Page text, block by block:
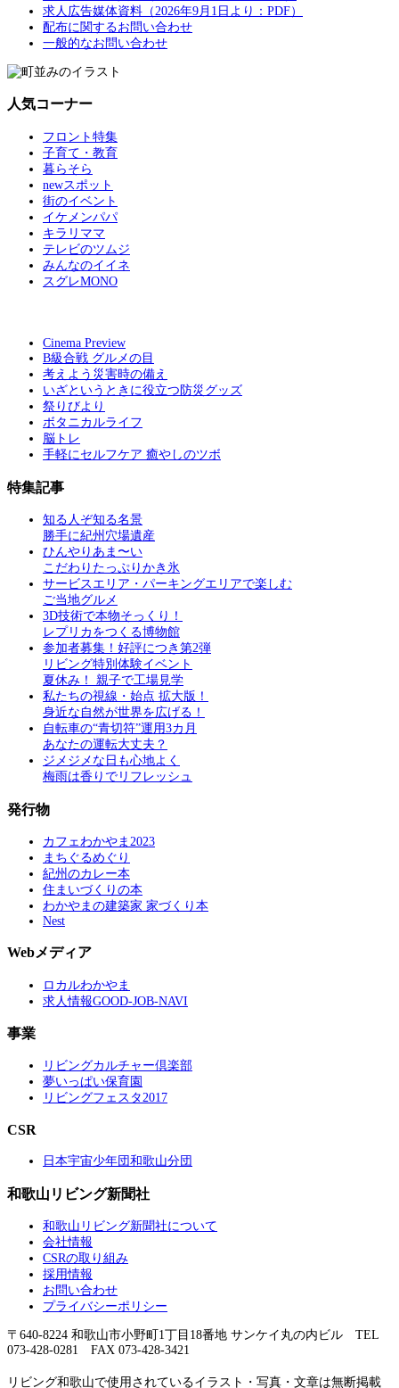
求人広告媒体資料（2026年9月1日より：PDF）
配布に関するお問い合わせ
一般的なお問い合わせ
人気コーナー
フロント特集
子育て・教育
暮らそら
newスポット
街のイベント
イケメンパパ
キラリママ
テレビのツムジ
みんなのイイネ
スグレMONO
Cinema Preview
B級合戦 グルメの目
考えよう災害時の備え
いざというときに役立つ防災グッズ
祭りびより
ボタニカルライフ
脳トレ
手軽にセルフケア 癒やしのツボ
特集記事
知る人ぞ知る名景
勝手に紀州穴場遺産
ひんやりあま〜い
こだわりたっぷりかき氷
サービスエリア・パーキングエリアで楽しむ
ご当地グルメ
3D技術で本物そっくり！
レプリカをつくる博物館
参加者募集！好評につき第2弾
リビング特別体験イベント
夏休み！ 親子で工場見学
私たちの視線・始点 拡大版！
身近な自然が世界を広げる！
自転車の“青切符”運用3カ月
あなたの運転大丈夫？
ジメジメな日も心地よく
梅雨は香りでリフレッシュ
発行物
カフェわかやま2023
まちぐるめぐり
紀州のカレー本
住まいづくりの本
わかやまの建築家 家づくり本
Nest
Webメディア
ロカルわかやま
求人情報GOOD-JOB-NAVI
事業
リビングカルチャー倶楽部
夢いっぱい保育園
リビングフェスタ2017
CSR
日本宇宙少年団和歌山分団
和歌山リビング新聞社
和歌山リビング新聞社について
会社情報
CSRの取り組み
採用情報
お問い合わせ
プライバシーポリシー
〒640-8224 和歌山市小野町1丁目18番地 サンケイ丸の内ビル TEL
073-428-0281 FAX 073-428-3421
リビング和歌山で使用されているイラスト・写真・文章は無断掲載